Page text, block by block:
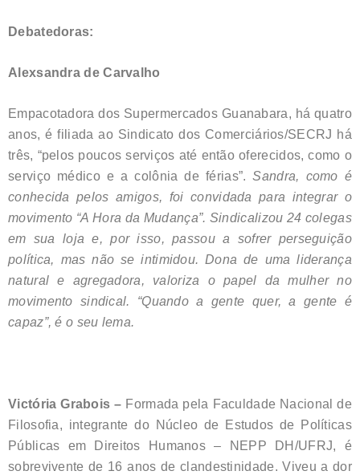
Debatedoras:
Alexsandra de Carvalho
Empacotadora dos Supermercados Guanabara, há quatro
anos, é filiada ao Sindicato dos Comerciários/SECRJ há
três, “pelos poucos serviços até então oferecidos, como o
serviço médico e a colônia de férias”. Sandra, como é
conhecida pelos amigos, foi convidada para integrar o
movimento “A Hora da Mudança”. Sindicalizou 24 colegas
em sua loja e, por isso, passou a sofrer perseguição
política, mas não se intimidou. Dona de uma liderança
natural e agregadora, valoriza o papel da mulher no
movimento sindical. “Quando a gente quer, a gente é
capaz”, é o seu lema.
Victória Grabois – Formada pela Faculdade Nacional de
Filosofia, integrante do Núcleo de Estudos de Políticas
Públicas em Direitos Humanos – NEPP DH/UFRJ, é
sobrevivente de 16 anos de clandestinidade. Viveu a dor